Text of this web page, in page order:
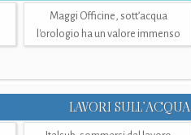
Maggi Officine, sott’acqua
l'orologio ha un valore immenso
LAVORI SULL’ACQUA